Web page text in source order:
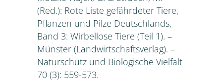
(Red.): Rote Liste gefährdeter Tiere,
Pflanzen und Pilze Deutschlands,
Band 3: Wirbellose Tiere (Teil 1). –
Münster (Landwirtschaftsverlag). –
Naturschutz und Biologische Vielfalt
70 (3): 559-573.